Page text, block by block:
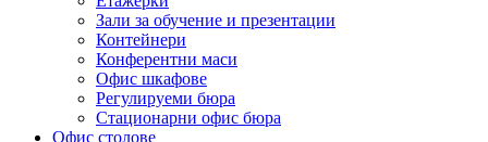
Зали за обучение и презентации
Контейнери
Конферентни маси
Офис шкафове
Регулируеми бюра
Стационарни офис бюра
Офис столове